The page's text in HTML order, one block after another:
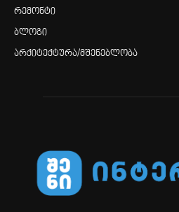
რემონტი
ბლოგი
არქიტექტურა/მშენებლობა